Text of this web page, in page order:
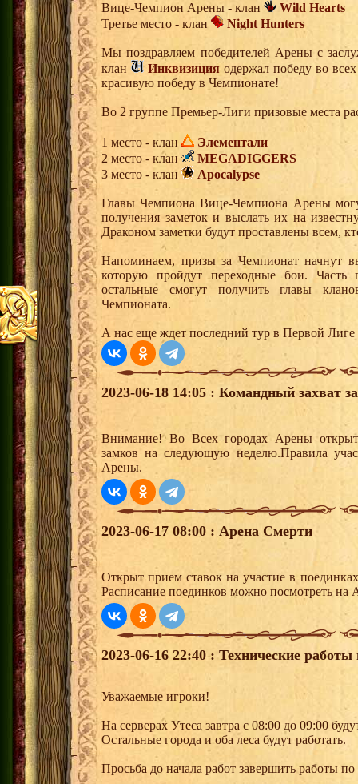
Вице-Чемпион Арены - клан
Wild Hearts
Третье место - клан
Night Hunters
Мы поздравляем победителей Арены с
клан
Инквизиция одержал победу во
красивую победу в Чемпионате!
Во 2 группе Премьер-Лиги призовые места
1 место - клан
Элементали
2 место - клан
MEGADIGGERS
3 место - клан
Apocalypse
Главы Чемпиона Вице-Чемпиона Арены
получения заметок и выслать их на
Драконом заметки будут проставлены всем,
Напоминаем, призы за Чемпионат начнут
которую пройдут переходные бои. Часть
остальные смогут получить главы
Чемпионата.
А нас еще ждет последний тур в Первой Лиге
2023-06-18 14:05 : Командный захват
Внимание! Во Всех городах Арены
замков на следующую неделю.Правила
Арены.
2023-06-17 08:00 : Арена Смерти
Открыт прием ставок на участие в
Расписание поединков можно посмотреть на
2023-06-16 22:40 : Технические
Уважаемые игроки!
На серверах Утеса завтра с 08:00 до 09:00
Остальные города и оба леса будут работать.
Просьба до начала работ завершить работы